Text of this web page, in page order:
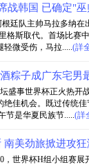
战韩国 已确定"
廷队主帅马拉多纳
格斯取代。首场比赛
轻微受伤，马拉.....(詳
粽子成广东宅男
盛事世界杯正火热开
佳机会。既过传统
节是华夏民族节.....(詳
南美劲旅掀进攻狂
，世界杯H组小组赛